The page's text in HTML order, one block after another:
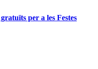
per a les Festes